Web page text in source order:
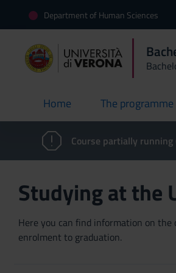
Department of Human Sciences
Home
current The programme
Course partially
Studying at the
Here you can find information on
enrolment to graduation.